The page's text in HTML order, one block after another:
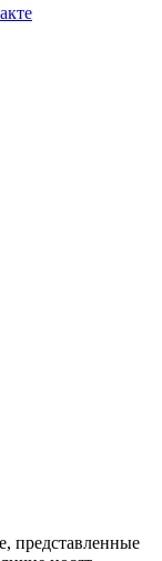
представленные